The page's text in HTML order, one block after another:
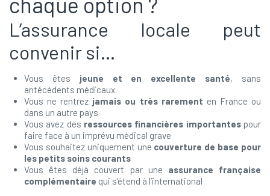
L’assurance locale peut
convenir si…
Vous êtes jeune et en excellente santé, sans
antécédents médicaux
Vous ne rentrez jamais ou très rarement en France ou
dans un autre pays
Vous avez des ressources financières importantespour
faire face à un imprévu médical grave
Vous souhaitez uniquement une couverture de base pour
les petits soins courants
Vous êtes déjà couvert par une assurance française
complémentaire qui s’étend à l’international